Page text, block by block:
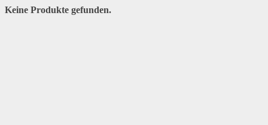
Keine Produkte gefunden.